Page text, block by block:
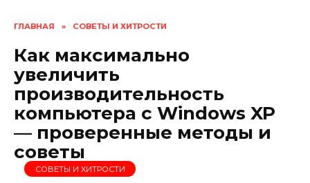
ГЛАВНАЯ » СОВЕТЫ И ХИТРОСТИ
Как максимально
увеличить
производительность
компьютера с Windows XP
— проверенные методы и
советы
СОВЕТЫ И ХИТРОСТИ